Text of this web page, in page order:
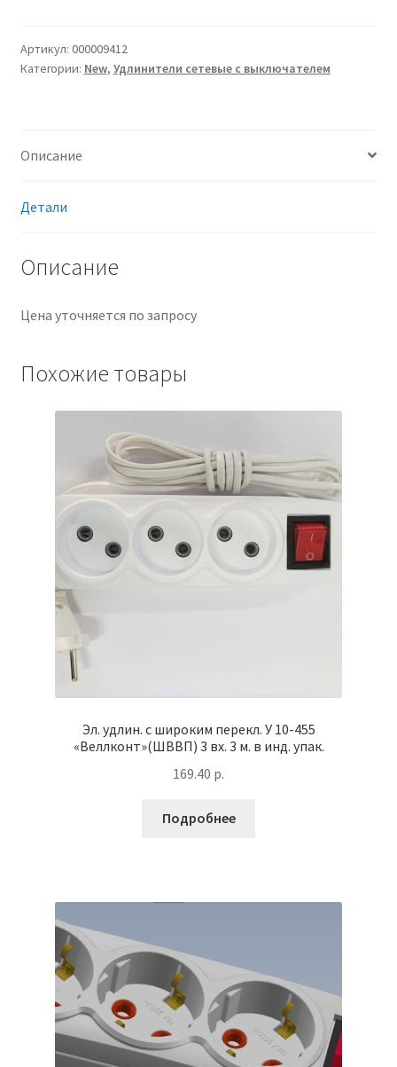
Артикул: 000009412
Категории: New, Удлинители сетевые с выключателем
Описание
Детали
Описание
Цена уточняется по запросу
Похожие товары
Эл. удлин. с широким перекл. У 10-455
«Веллконт»(ШВВП) 3 вх. 3 м. в инд. упак.
169.40 р.
Подробнее